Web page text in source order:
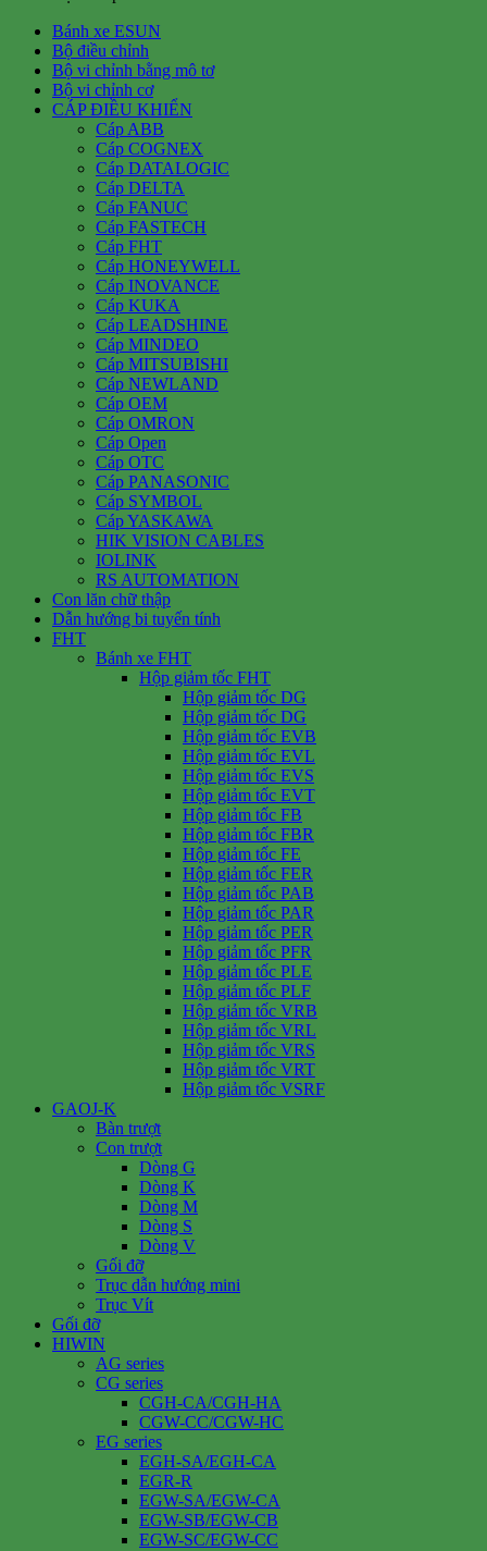
Bánh xe ESUN
Bộ điều chỉnh
Bộ vi chỉnh bằng mô tơ
Bộ vi chỉnh cơ
CÁP ĐIỀU KHIỂN
Cáp ABB
Cáp COGNEX
Cáp DATALOGIC
Cáp DELTA
Cáp FANUC
Cáp FASTECH
Cáp FHT
Cáp HONEYWELL
Cáp INOVANCE
Cáp KUKA
Cáp LEADSHINE
Cáp MINDEO
Cáp MITSUBISHI
Cáp NEWLAND
Cáp OEM
Cáp OMRON
Cáp Open
Cáp OTC
Cáp PANASONIC
Cáp SYMBOL
Cáp YASKAWA
HIK VISION CABLES
IOLINK
RS AUTOMATION
Con lăn chữ thập
Dẫn hướng bi tuyến tính
FHT
Bánh xe FHT
Hộp giảm tốc FHT
Hộp giảm tốc DG
Hộp giảm tốc DG
Hộp giảm tốc EVB
Hộp giảm tốc EVL
Hộp giảm tốc EVS
Hộp giảm tốc EVT
Hộp giảm tốc FB
Hộp giảm tốc FBR
Hộp giảm tốc FE
Hộp giảm tốc FER
Hộp giảm tốc PAB
Hộp giảm tốc PAR
Hộp giảm tốc PER
Hộp giảm tốc PFR
Hộp giảm tốc PLE
Hộp giảm tốc PLF
Hộp giảm tốc VRB
Hộp giảm tốc VRL
Hộp giảm tốc VRS
Hộp giảm tốc VRT
Hộp giảm tốc VSRF
GAOJ-K
Bàn trượt
Con trượt
Dòng G
Dòng K
Dòng M
Dòng S
Dòng V
Gối đỡ
Trục dẫn hướng mini
Trục Vít
Gối đỡ
HIWIN
AG series
CG series
CGH-CA/CGH-HA
CGW-CC/CGW-HC
EG series
EGH-SA/EGH-CA
EGR-R
EGW-SA/EGW-CA
EGW-SB/EGW-CB
EGW-SC/EGW-CC